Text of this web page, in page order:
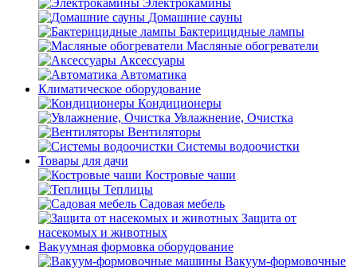
Электрокамины
Домашние сауны
Бактерицидные лампы
Масляные обогреватели
Аксессуары
Автоматика
Климатическое оборудование
Кондиционеры
Увлажнение, Очистка
Вентиляторы
Системы водоочистки
Товары для дачи
Костровые чаши
Теплицы
Садовая мебель
Защита от
насекомых и животных
Вакуумная формовка оборудование
Вакуум-формовочные